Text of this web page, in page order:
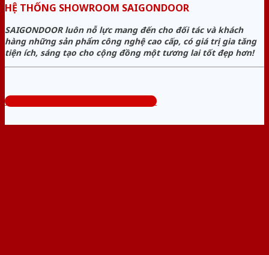
HỆ THỐNG SHOWROOM SAIGONDOOR
SAIGONDOOR luôn nỗ lực mang đến cho đối tác và khách
hàng những sản phẩm công nghệ cao cấp, có giá trị gia tăng
tiện ích, sáng tạo cho cộng đồng một tương lai tốt đẹp hơn!
Tổng đài tư vấn miễn phí: 0824.400.400